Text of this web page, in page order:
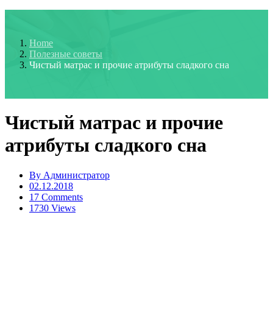
Home
Полезные советы
Чистый матрас и прочие атрибуты сладкого сна
Чистый матрас и прочие
атрибуты сладкого сна
By Администратор
02.12.2018
17 Comments
1730 Views